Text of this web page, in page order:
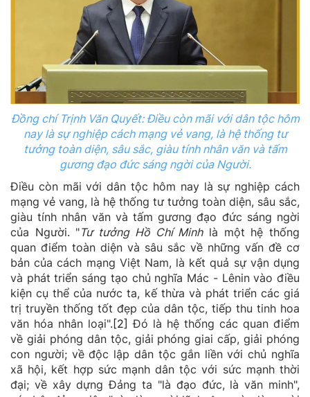
Đồng chí Trịnh Văn Quyết: Điều còn mãi với dân tộc hôm
nay là sự nghiệp cách mạng vẻ vang, là hệ thống tư
tưởng toàn diện, sâu sắc, giàu tính nhân văn và tấm
gương đạo đức sáng ngời của Người.
Điều còn mãi với dân tộc hôm nay là sự nghiệp cách
mạng vẻ vang, là hệ thống tư tưởng toàn diện, sâu sắc,
giàu tính nhân văn và tấm gương đạo đức sáng ngời
của Người. "Tư tưởng Hồ Chí Minhlà một hệ thống
quan điểm toàn diện và sâu sắc về những vấn đề cơ
bản của cách mạng Việt Nam, là kết quả sự vận dụng
và phát triển sáng tạo chủ nghĩa Mác - Lênin vào điều
kiện cụ thể của nước ta, kế thừa và phát triển các giá
trị truyền thống tốt đẹp của dân tộc, tiếp thu tinh hoa
văn hóa nhân loại".[2] Đó là hệ thống các quan điểm
về giải phóng dân tộc, giải phóng giai cấp, giải phóng
con người; về độc lập dân tộc gắn liền với chủ nghĩa
xã hội, kết hợp sức mạnh dân tộc với sức mạnh thời
đại; về xây dựng Đảng ta "là đạo đức, là văn minh",